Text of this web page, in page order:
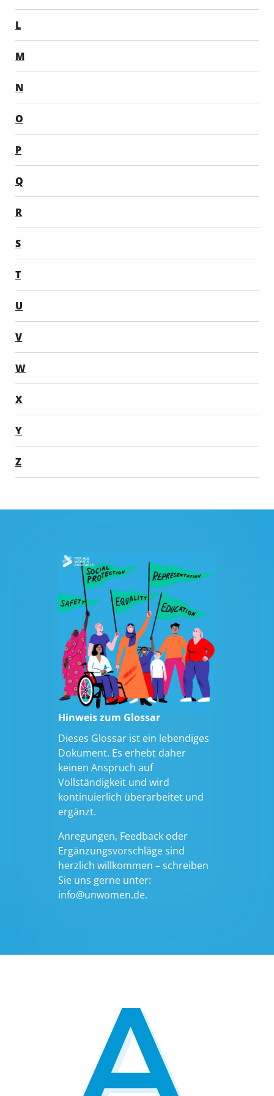
L
M
N
O
P
Q
R
S
T
U
V
W
X
Y
Z
Hinweis zum Glossar
Dieses Glossar ist ein lebendiges
Dokument. Es erhebt daher
keinen Anspruch auf
Vollständigkeit und wird
kontinuierlich überarbeitet und
ergänzt.
Anregungen, Feedback oder
Ergänzungsvorschläge sind
herzlich willkommen – schreiben
Sie uns gerne unter:
info@unwomen.de.